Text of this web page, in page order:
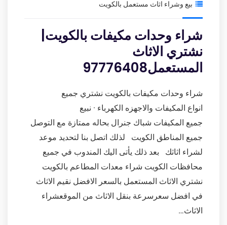
بيع وشراء اثاث مستعمل بالكويت
شراء وحدات مكيفات بالكويت|
نشتري الاثاث
المستعمل97776408
شراء وحدات مكيفات بالكويت نشتري جميع
انواع المكيفات والاجهزه الكهرباء · نبيع
جميع المكيفات شباك جنرال بحاله ممتازة مع التوصل
جميع المناطق الكويت لذلك اتصل بنا لتحديد موعد
لشراء اثاثك بعد ذلك يأتى اليك المندوب في جميع
محافظات الكويت شراء معدات المطاعم بالكويت
نشتري الاثاث المستعمل بالسعر الافضل نقيم الاثاث
في افضل سعرسرعة بنقل الاثاث من الموقعشراء
الاثاث…